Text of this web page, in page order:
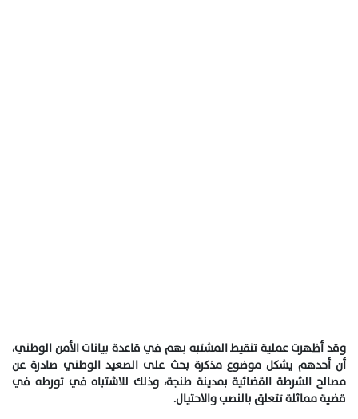
وقد أظهرت عملية تنقيط المشتبه بهم في قاعدة بيانات الأمن الوطني،
أن أحدهم يشكل موضوع مذكرة بحث على الصعيد الوطني صادرة عن
مصالح الشرطة القضائية بمدينة طنجة، وذلك للاشتباه في تورطه في
قضية مماثلة تتعلق بالنصب والاحتيال.